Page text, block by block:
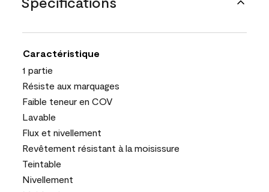
Caractéristique
1 partie
Résiste aux marquages
Faible teneur en COV
Lavable
Flux et nivellement
Revêtement résistant à la moisissure
Teintable
Nivellement